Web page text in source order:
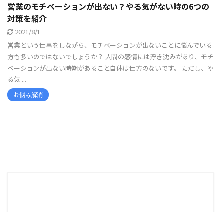
営業のモチベーションが出ない？やる気がない時の6つの
対策を紹介
2021/8/1
営業という仕事をしながら、モチベーションが出ないことに悩んでいる
方も多いのではないでしょうか？ 人間の感情には浮き沈みがあり、モチ
ベーションが出ない時期があること自体は仕方のないです。 ただし、や
る気 ...
お悩み解消